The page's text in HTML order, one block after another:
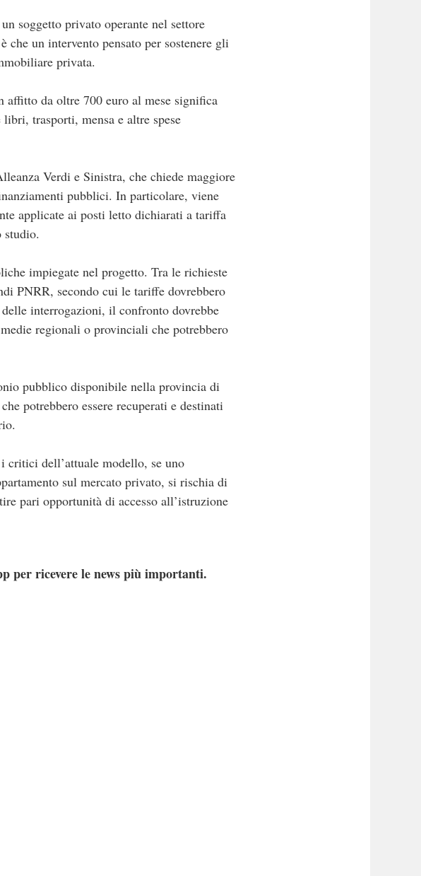
soggetto privato operante nel settore
un intervento pensato per sostenere gli
privata.
affitto da oltre 700 euro al mese significa
trasporti, mensa e altre spese
Verdi e Sinistra, che chiede maggiore
pubblici. In particolare, viene
applicate ai posti letto dichiarati a tariffa
impiegate nel progetto. Tra le richieste
PNRR, secondo cui le tariffe dovrebbero
interrogazioni, il confronto dovrebbe
regionali o provinciali che potrebbero
pubblico disponibile nella provincia di
potrebbero essere recuperati e destinati
dell’attuale modello, se uno
sul mercato privato, si rischia di
pari opportunità di accesso all’istruzione
per ricevere le news più importanti.